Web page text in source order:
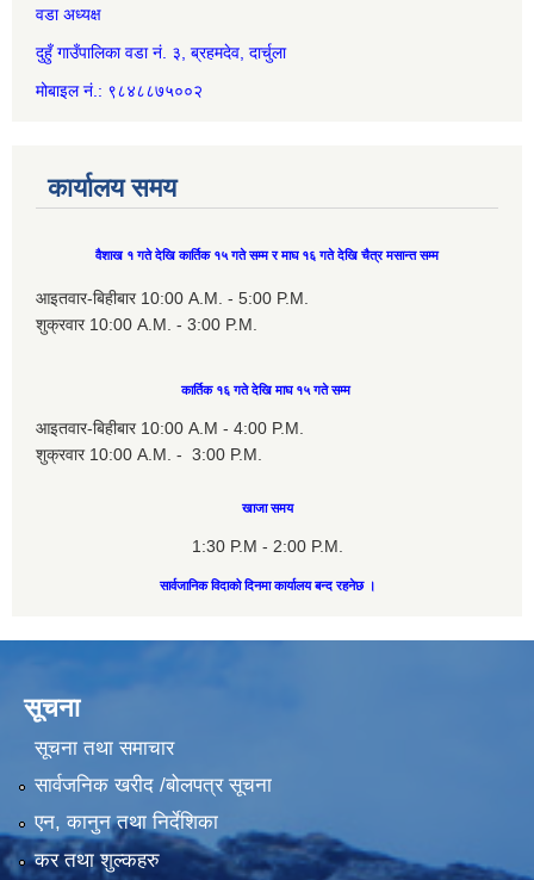
वडा अध्यक्ष
दुहुँ गाउँपालिका वडा नं. ३, ब्रहमदेव, दार्चुला
मोबाइल नं.: ९८४८८७५००२
कार्यालय समय
वैशाख १ गते देखि कार्तिक १५ गते सम्म र माघ १६ गते देखि चैत्र मसान्त सम्म
आइतवार-बिहीबार 10:00 A.M. - 5:00 P.M.
शुक्रवार 10:00 A.M. - 3:00 P.M.
कार्तिक १६ गते देखि माघ १५ गते सम्म
आइतवार-बिहीबार 10:00 A.M - 4:00 P.M.
शुक्रवार 10:00 A.M. - 3:00 P.M.
खाजा समय
1:30 P.M - 2:00 P.M.
सार्वजानिक विदाको दिनमा कार्यालय बन्द रहनेछ ।
सूचना
सूचना तथा समाचार
सार्वजनिक खरीद /बोलपत्र सूचना
एन, कानुन तथा निर्देशिका
कर तथा शुल्कहरु